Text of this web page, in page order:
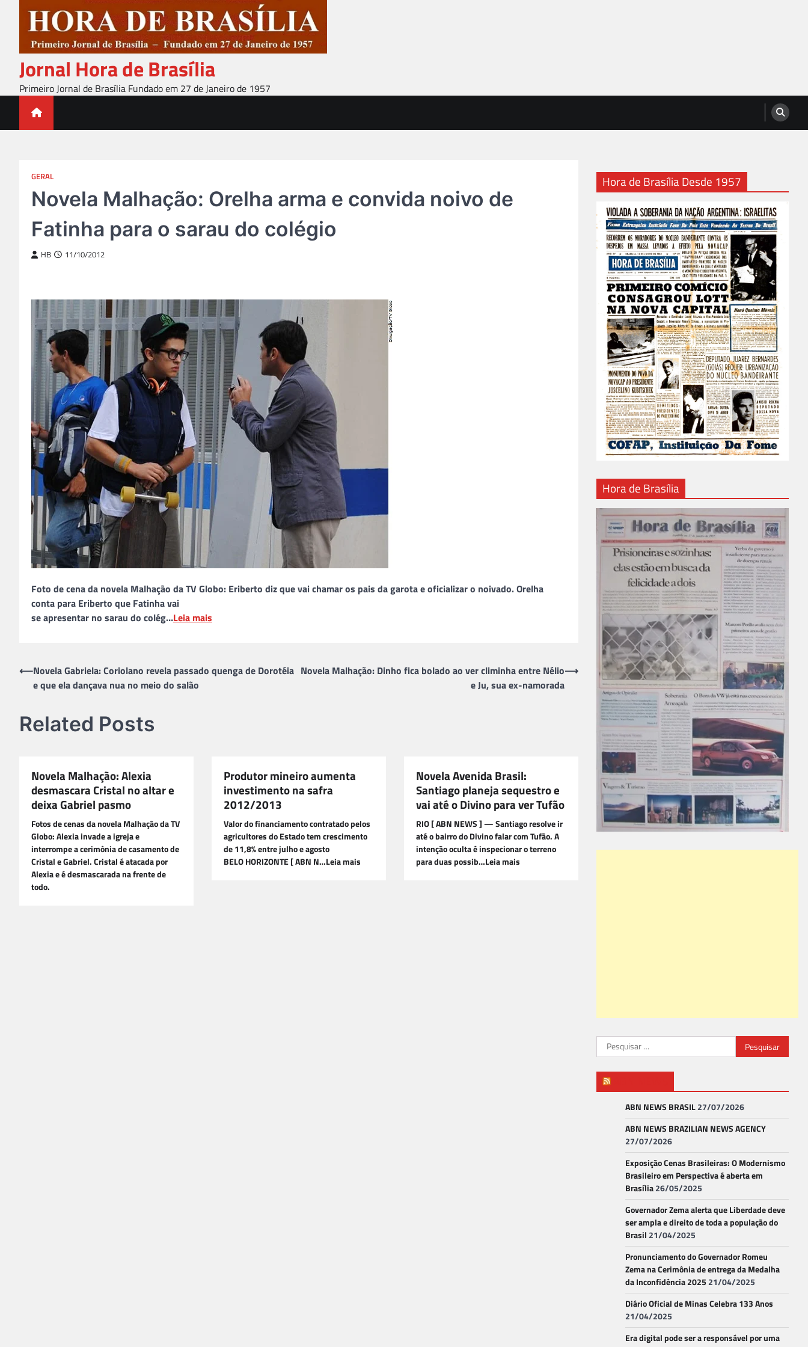
content
Jornal Hora de Brasília
Primeiro Jornal de Brasília Fundado em 27 de Janeiro de 1957
GERAL
Novela Malhação: Orelha arma e convida noivo de
Fatinha para o sarau do colégio
HB 11/10/2012
Foto de cena da novela Malhação da TV Globo: Eriberto diz que vai chamar os pais da garota e oficializar o noivado. Orelha
conta para Eriberto que Fatinha vai
se apresentar no sarau do colég…Leia mais
Navegação
⟵Novela Gabriela: Coriolano revela passado quenga de Dorotéia
e que ela dançava nua no meio do salão
Novela Malhação: Dinho fica bolado ao ver climinha entre Nélio
e Ju, sua ex-namorada
⟶
Related Posts
Novela Malhação: Alexia
desmascara Cristal no altar e
deixa Gabriel pasmo
Fotos de cenas da novela Malhação da TV
Globo: Alexia invade a igreja e
interrompe a cerimônia de casamento de
Cristal e Gabriel. Cristal é atacada por
Alexia e é desmascarada na frente de
todo.
Produtor mineiro aumenta
investimento na safra
2012/2013
Valor do financiamento contratado pelos
agricultores do Estado tem crescimento
de 11,8% entre julho e agosto
BELO HORIZONTE [ ABN N…Leia mais
Novela Avenida Brasil:
Santiago planeja sequestro e
vai até o Divino para ver Tufão
RIO [ ABN NEWS ] — Santiago resolve ir
até o bairro do Divino falar com Tufão. A
intenção oculta é inspecionar o terreno
para duas possib…Leia mais
Hora de Brasília Desde 1957
Hora de Brasília
Pesquisar
por:
ABN NEWS BRASIL27/07/2026
ABN NEWS BRAZILIAN NEWS AGENCY
27/07/2026
Exposição Cenas Brasileiras: O Modernismo
Brasileiro em Perspectiva é aberta em
Brasília26/05/2025
Governador Zema alerta que Liberdade deve
ser ampla e direito de toda a população do
Brasil 21/04/2025
Pronunciamento do Governador Romeu
Zema na Cerimônia de entrega da Medalha
da Inconfidência 2025 21/04/2025
Diário Oficial de Minas Celebra 133 Anos
21/04/2025
Era digital pode ser a responsável por uma